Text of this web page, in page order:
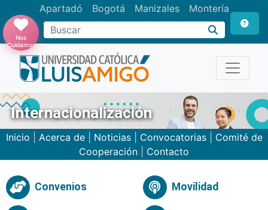
Apartadó Bogotá Manizales Montería
Buscar
Nos
Cuidamos
Internacionalización
Inicio Acerca de| Noticias| Convocatorias| Comité de
Cooperación
Contacto
Convenios Movilidad